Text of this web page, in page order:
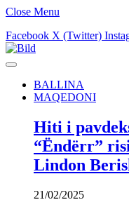
Close Menu
Facebook X (Twitter)
BALLINA
MAQEDONI
Hiti i
“Ëndërr”
Lindon
21/02/2025